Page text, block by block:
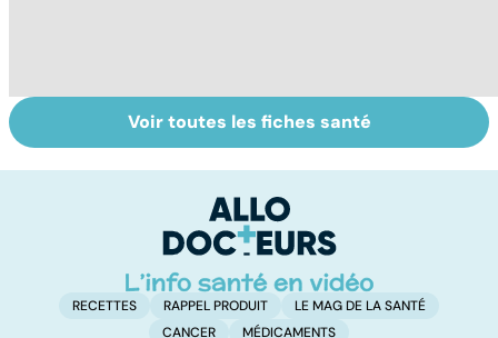
Suicide : prévenir
le passage à
Un rhume, ça se
soigne ?
Voir toutes les fiches santé
RECETTES RAPPEL PRODUIT
LE MAG DE LA SANTÉ
CANCER
MÉDICAMENTS